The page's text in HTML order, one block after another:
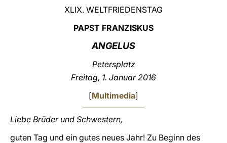
中文
XLIX. WELTFRIEDENSTAG
PAPST FRANZISKUS
ANGELUS
Petersplatz
Freitag, 1. Januar 2016
[Multimedia]
Liebe Brüder und Schwestern,
guten Tag und ein gutes neues Jahr! Zu Beginn des